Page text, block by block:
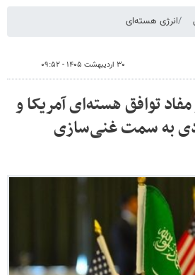
انرژی هسته‌ای
۳۰ اردیبهشت ۱۴۰۵ - ۰۹:۵۲
توافق هسته‌ای آمریکا و
به سمت غنی‌سازی